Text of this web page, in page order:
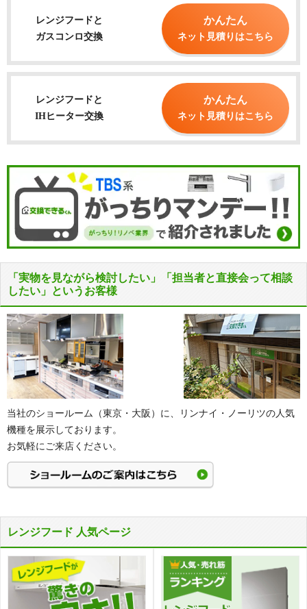
レンジフードと
ガスコンロ交換
かんたん
ネット見積りはこちら
レンジフードと
IHヒーター交換
かんたん
ネット見積りはこちら
「実物を見ながら検討したい」「担当者と直接会って相談
したい」というお客様
当社のショールーム（東京・大阪）に、リンナイ・ノーリツの人気
機種を展示しております。
お気軽にご来店ください。
レンジフード 人気ページ